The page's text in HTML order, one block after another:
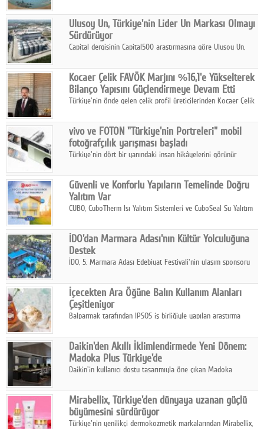
enerjisine güç katıyor.
Ulusoy Un, Türkiye'nin Lider Un Markası Olmayı
Sürdürüyor
Capital dergisinin Capital500 araştırmasına göre Ulusoy Un,
hasılatıyla Türkiye'nin en büyük 83. firması oldu.
Kocaer Çelik FAVÖK Marjını %16,1'e Yükselterek
Bilanço Yapısını Güçlendirmeye Devam Etti
Türkiye'nin önde gelen çelik profil üreticilerinden Kocaer Çelik
Çelik FAVÖK Marjını %16,1'e yükseltti.
vivo ve FOTON "Türkiye'nin Portreleri" mobil
fotoğrafçılık yarışması başladı
Türkiye'nin dört bir yanındaki insan hikâyelerini görünür
insanını, kültürünü ve yaşamını portre fotoğraflarıyla
anlatmaya davet ediyor.
Güvenli ve Konforlu Yapıların Temelinde Doğru
Yalıtım Var
CUBO, CuboTherm Isı Yalıtım Sistemleri ve CuboSeal Su Yalıtım
ve sürdürülebilir çözümler sunuyor.
İDO'dan Marmara Adası'nın Kültür Yolculuğuna
Destek
İDO, 5. Marmara Adası Edebiyat Festivali'nin ulaşım sponsoru
ettiriyor.
İçecekten Ara Öğüne Balın Kullanım Alanları
Çeşitleniyor
Balparmak tarafından IPSOS iş birliğiyle yapılan araştırma
ıhlamur gibi içeceklerde tercih ettiğini ortaya koyuyor.
Daikin'den Akıllı İklimlendirmede Yeni Dönem:
Madoka Plus Türkiye'de
Daikin'in kullanıcı dostu tasarımıyla öne çıkan Madoka
kontrol ünitesi Madoka Plus Türkiye'de satışa sunuldu.
Mirabellix, Türkiye'den dünyaya uzanan güçlü
büyümesini sürdürüyor
Türkiye'nin yenilikçi dermokozmetik markalarından Mirabellix,